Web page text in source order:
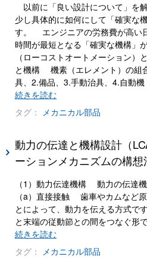
以前に「良い設計について」を
少し具体的に如何にして「確実な
す。 エンジニアの労務費が高い
時間が最短となる「確実な機構」
（ローコストオートメーション）
と機構 機素（エレメント）の組
具、2.備品、3.手動治具、4.自動機
続きを読む
タグ： メカニカル部品
動力の伝達と機構設計（
ーションメカニズムの構想
（1）動力伝達機構 動力の伝達
（a）直接接触 歯車やカムなど
とによって、動力を伝える方式
と末端の従動節との間をつなぐ形
続きを読む
タグ： メカニカル部品